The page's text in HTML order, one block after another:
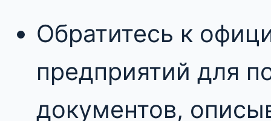
Обратитесь к
предприятий для
документов,